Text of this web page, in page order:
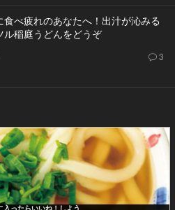
食べ疲れのあなたへ！出汁が沁みる
ル稲庭うどんをどうぞ
3
入ったらいいね！しよう